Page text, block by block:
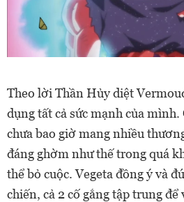
Theo lời Thần Hủy diệt
dụng tất cả sức mạnh của
chưa bao giờ mang nhiều
đáng ghờm như thế trong quá
thể bỏ cuộc. Vegeta đồng ý và
chiến, cả 2 cố gắng tập trung để